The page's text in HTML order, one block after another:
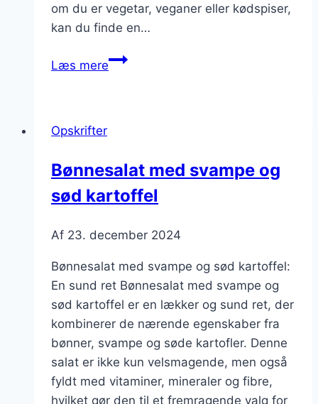
om du er vegetar, veganer eller kødspiser,
kan du finde en…
Læs mereBønnesalat
Opskrifter
Bønnesalat med svampe og
sød kartoffel
Af 23. december 2024
Bønnesalat med svampe og sød kartoffel:
En sund ret Bønnesalat med svampe og
sød kartoffel er en lækker og sund ret, der
kombinerer de nærende egenskaber fra
bønner, svampe og søde kartofler. Denne
salat er ikke kun velsmagende, men også
fyldt med vitaminer, mineraler og fibre,
hvilket gør den til et fremragende valg for